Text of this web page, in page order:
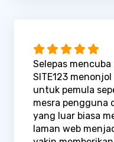
Selepas
SITE123
untuk pemula
mesra pengguna
yang luar biasa
laman web